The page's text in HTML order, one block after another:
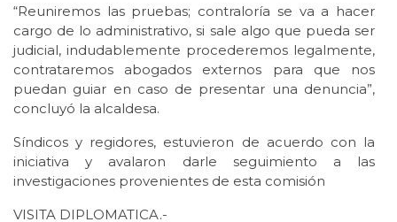
“Reuniremos las pruebas; contraloría se va a hacer
cargo de lo administrativo, si sale algo que pueda ser
judicial, indudablemente procederemos legalmente,
contrataremos abogados externos para que nos
puedan guiar en caso de presentar una denuncia”,
concluyó la alcaldesa.
Síndicos y regidores, estuvieron de acuerdo con la
iniciativa y avalaron darle seguimiento a las
investigaciones provenientes de esta comisión
VISITA DIPLOMATICA.-